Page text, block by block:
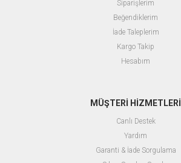
Siparişlerim
Beğendiklerim
İade Taleplerim
Kargo Takip
Hesabım
MÜŞTERİ HİZMETLERİ
Canlı Destek
Yardım
Garanti & İade Sorgulama